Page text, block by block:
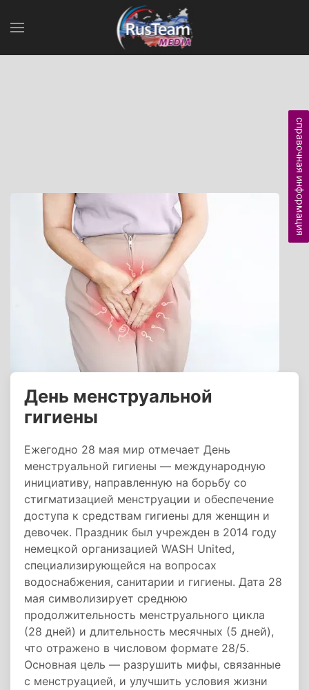
День менструальной
гигиены
Ежегодно 28 мая мир отмечает День
менструальной гигиены — международную
инициативу, направленную на борьбу со
стигматизацией менструации и обеспечение
доступа к средствам гигиены для женщин и
девочек. Праздник был учрежден в 2014 году
немецкой организацией WASH United,
специализирующейся на вопросах
водоснабжения, санитарии и гигиены. Дата 28
мая символизирует среднюю
продолжительность менструального цикла
(28 дней) и длительность месячных (5 дней),
что отражено в числовом формате 28/5.
Основная цель — разрушить мифы, связанные
с менструацией, и улучшить условия жизни
справочная информация